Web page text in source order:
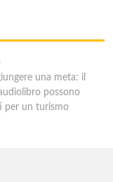
una meta: il
possono
per un turismo
e Lago di Garda
del rosé